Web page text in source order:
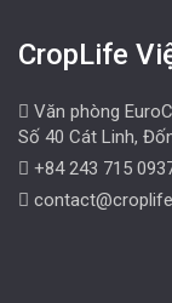
CropLife
Văn phòng
Số 40 Cát Linh,
+84 243 715